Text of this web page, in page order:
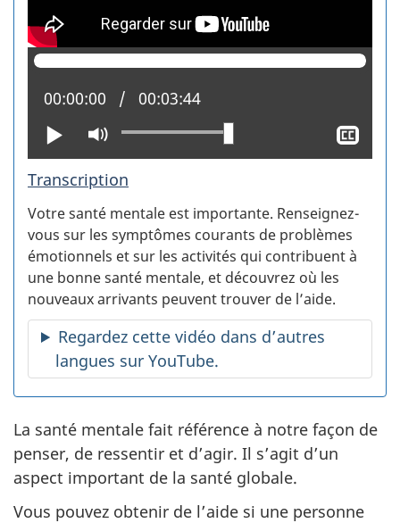
Lire
Activer
le
mode
Position actuelle :
00:00:00 Temps total :
00:03:44
le
Transcription
Votre santé mentale est importante. Renseignez-
vous sur les symptômes courants de problèmes
émotionnels et sur les activités qui contribuent à
une bonne santé mentale, et découvrez où les
nouveaux arrivants peuvent trouver de l’aide.
Regardez cette vidéo dans d’autres
langues sur YouTube.
La santé mentale fait référence à notre façon de
penser, de ressentir et d’agir. Il s’agit d’un
aspect important de la santé globale.
Vous pouvez obtenir de l’aide si une personne